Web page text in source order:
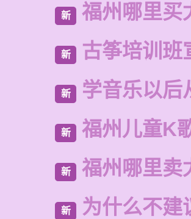
新 福州哪里买
新 古筝培训班
新 学音乐以后
新 福州儿童K
新 福州哪里卖
新 为什么不建